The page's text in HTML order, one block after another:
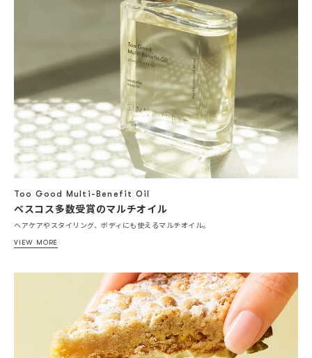
Too Good Multi-Benefit Oil
ベスコス多数受賞のマルチオイル
ヘアケアやスタイリング、ボディにも使えるマルチオイル。
VIEW MORE